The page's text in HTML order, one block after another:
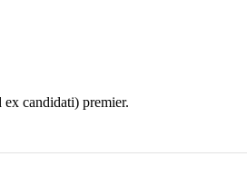
candidati) premier.